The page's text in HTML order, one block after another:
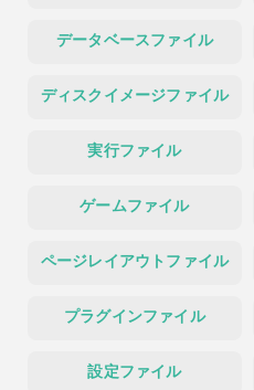
データベースファイル
ディスクイメージファイル
実行ファイル
ゲームファイル
ページレイアウトファイル
プラグインファイル
設定ファイル